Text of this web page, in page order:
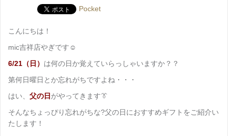
Pocket
こんにちは！
mic吉祥店やぎです☺
6/21（日） は何の日か覚えていらっしゃいますか？？
第何日曜日とか忘れがちですよね・・・
はい、 父の日 がやってきます👔
そんなちょっぴり忘れがちな?父の日におすすめギフトをご紹介い
たします！